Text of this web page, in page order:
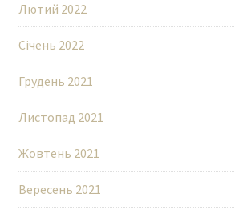
Лютий 2022
Січень 2022
Грудень 2021
Листопад 2021
Жовтень 2021
Вересень 2021